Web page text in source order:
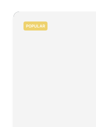
POPULAR